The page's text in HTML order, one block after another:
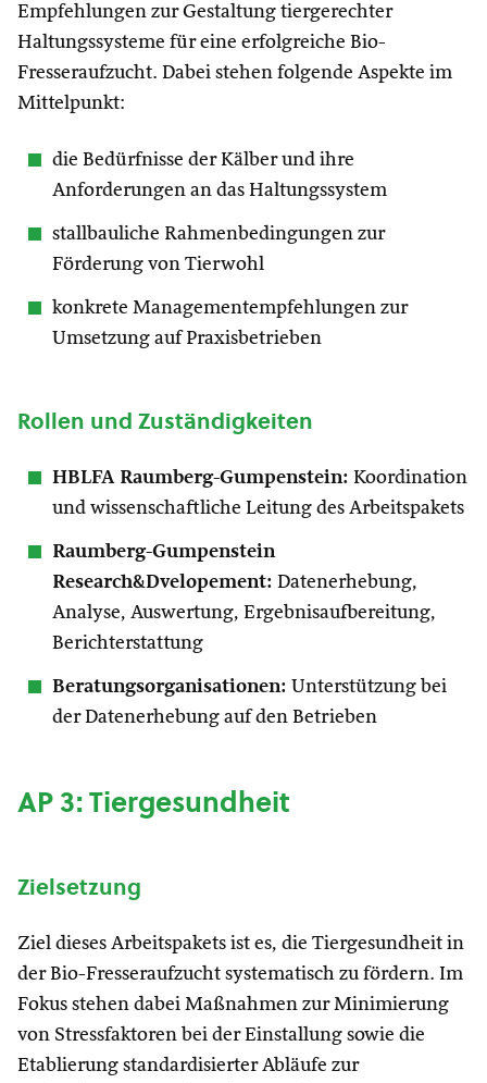
Empfehlungen zur Gestaltung tiergerechter
Haltungssysteme für eine erfolgreiche Bio-
Fresseraufzucht. Dabei stehen folgende Aspekte im
Mittelpunkt:
die Bedürfnisse der Kälber und ihre
Anforderungen an das Haltungssystem
stallbauliche Rahmenbedingungen zur
Förderung von Tierwohl
konkrete Managementempfehlungen zur
Umsetzung auf Praxisbetrieben
Rollen und Zuständigkeiten
HBLFA Raumberg-Gumpenstein: Koordination
und wissenschaftliche Leitung des Arbeitspakets
Raumberg-Gumpenstein
Research&Dvelopement: Datenerhebung,
Analyse, Auswertung, Ergebnisaufbereitung,
Berichterstattung
Beratungsorganisationen: Unterstützung bei
der Datenerhebung auf den Betrieben
AP 3: Tiergesundheit
Zielsetzung
Ziel dieses Arbeitspakets ist es, die Tiergesundheit in
der Bio-Fresseraufzucht systematisch zu fördern. Im
Fokus stehen dabei Maßnahmen zur Minimierung
von Stressfaktoren bei der Einstallung sowie die
Etablierung standardisierter Abläufe zur